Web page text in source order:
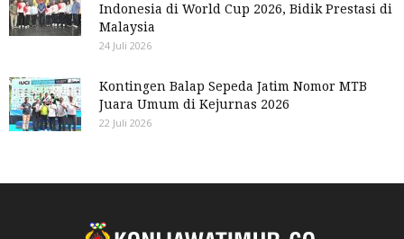
Indonesia di World Cup 2026, Bidik Prestasi di
Malaysia
24 Juli 2026
Kontingen Balap Sepeda Jatim Nomor MTB
Juara Umum di Kejurnas 2026
22 Juli 2026